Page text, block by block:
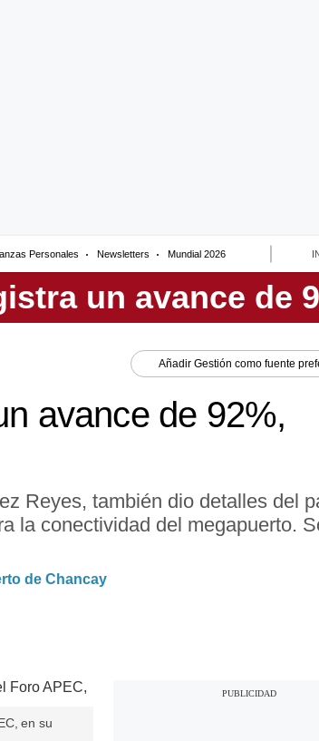
Personales Newsletters Mundial 2026
Añadir Gestión como fuente
avance de 92%,
Reyes, también dio detalles del
la conectividad del megapuerto.
de Chancay
en su